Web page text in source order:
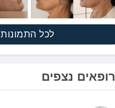
לכל התמונות
רופאים נצפים